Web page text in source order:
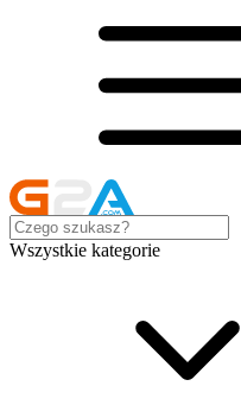
Wszystkie kategorie